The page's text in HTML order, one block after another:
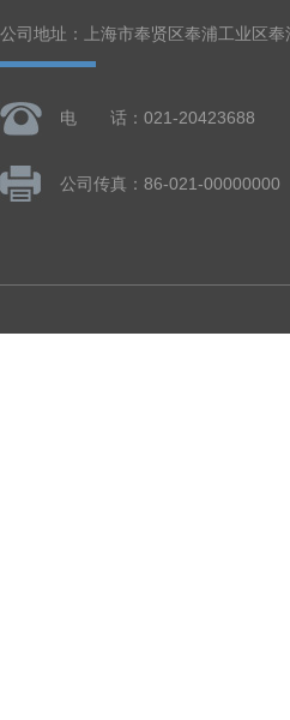
公司地址：上海市奉贤区奉浦工业区
电 话：021-20423688
公司传真：86-021-00000000